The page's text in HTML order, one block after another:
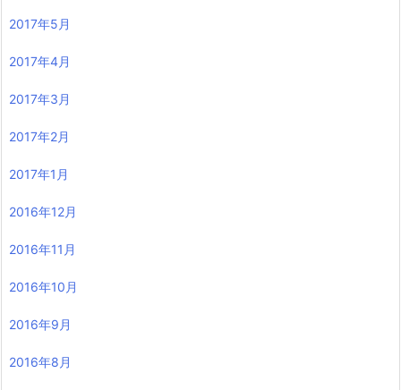
2017年5月
2017年4月
2017年3月
2017年2月
2017年1月
2016年12月
2016年11月
2016年10月
2016年9月
2016年8月